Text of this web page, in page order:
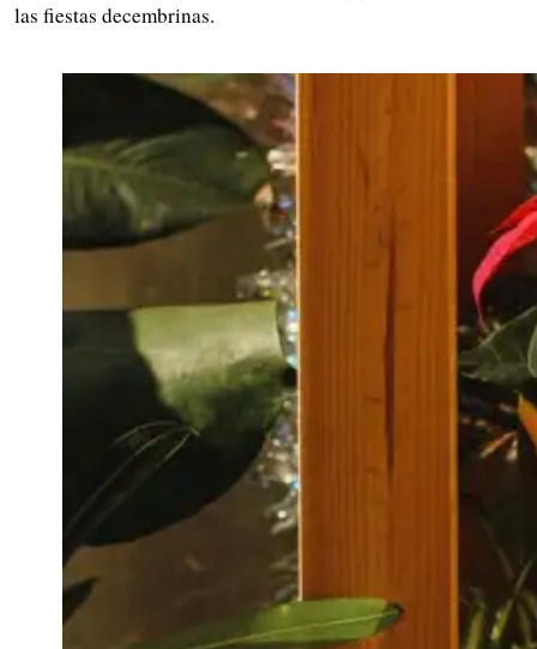
las fiestas decembrinas.